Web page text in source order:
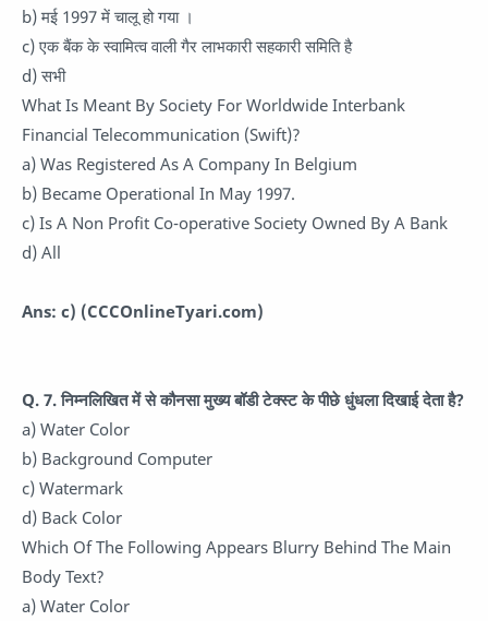
b) मई 1997 में चालू हो गया ।
c) एक बैंक के स्वामित्व वाली गैर लाभकारी सहकारी समिति है
d) सभी
What Is Meant By Society For Worldwide Interbank
Financial Telecommunication (Swift)?
a) Was Registered As A Company In Belgium
b) Became Operational In May 1997.
c) Is A Non Profit Co-operative Society Owned By A Bank
d) All
Ans: c) (CCCOnlineTyari.com)
Q. 7. निम्नलिखित में से कौनसा मुख्य बॉडी टेक्स्ट के पीछे धुंधला दिखाई देता है?
a) Water Color
b) Background Computer
c) Watermark
d) Back Color
Which Of The Following Appears Blurry Behind The Main
Body Text?
a) Water Color